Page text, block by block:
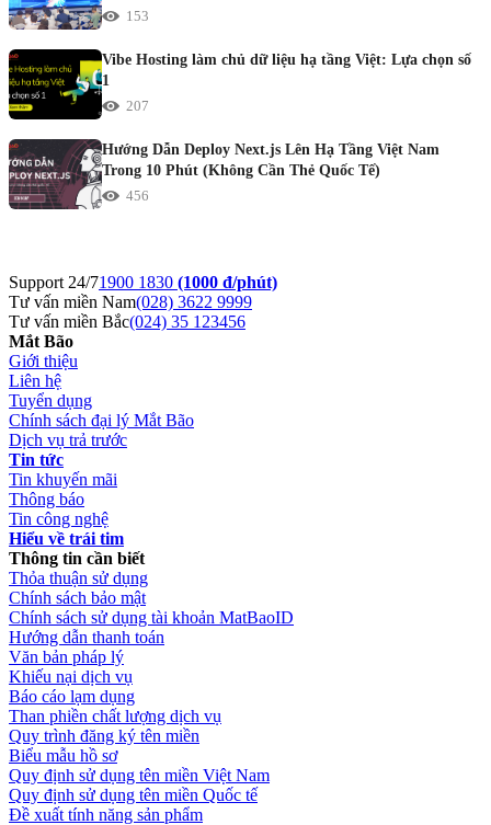
153
Vibe Hosting làm chủ dữ liệu hạ tầng Việt: Lựa chọn số
1
207
Hướng Dẫn Deploy Next.js Lên Hạ Tầng Việt Nam
Trong 10 Phút (Không Cần Thẻ Quốc Tế)
456
Support 24/71900 1830 (1000 đ/phút)
Tư vấn miền Nam(028) 3622 9999
Tư vấn miền Bắc(024) 35 123456
Mắt Bão
Giới thiệu
Liên hệ
Tuyển dụng
Chính sách đại lý Mắt Bão
Dịch vụ trả trước
Tin tức
Tin khuyến mãi
Thông báo
Tin công nghệ
Hiểu về trái tim
Thông tin cần biết
Thỏa thuận sử dụng
Chính sách bảo mật
Chính sách sử dụng tài khoản MatBaoID
Hướng dẫn thanh toán
Văn bản pháp lý
Khiếu nại dịch vụ
Báo cáo lạm dụng
Than phiền chất lượng dịch vụ
Quy trình đăng ký tên miền
Biểu mẫu hồ sơ
Quy định sử dụng tên miền Việt Nam
Quy định sử dụng tên miền Quốc tế
Đề xuất tính năng sản phẩm